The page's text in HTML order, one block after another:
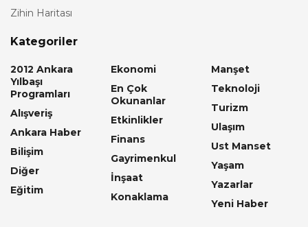
Zihin Haritası
Kategoriler
2012 Ankara
Yılbaşı
Programları
Alışveriş
Ankara Haber
Bilişim
Diğer
Eğitim
Ekonomi
En Çok
Okunanlar
Etkinlikler
Finans
Gayrimenkul
İnşaat
Konaklama
Manşet
Teknoloji
Turizm
Ulaşım
Ust Manset
Yaşam
Yazarlar
Yeni Haber